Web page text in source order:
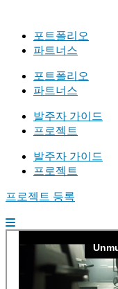
포트폴리오
파트너스
포트폴리오
파트너스
발주자 가이드
프로젝트
발주자 가이드
프로젝트
프로젝트 등록